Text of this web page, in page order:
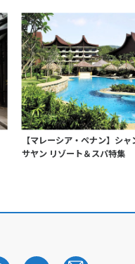
【マレーシア・ペナン】シ
サヤン リゾート＆スパ特集